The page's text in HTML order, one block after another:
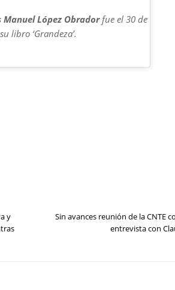
Manuel López Obradorfue el 30 de
libro ‘Grandeza’.
y
Sin avances reunión de la CNTE
entrevista con